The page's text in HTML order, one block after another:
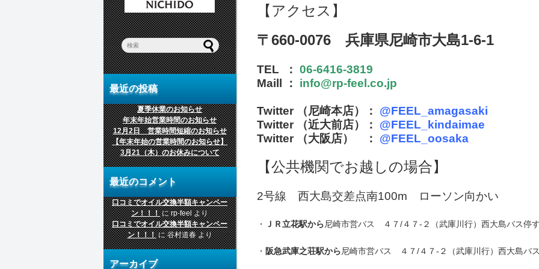
【アクセス】
〒660-0076 兵庫県尼崎市大島1-6-1
TEL ： 06-6416-3819
Maill ： info@rp-feel.co.jp
Twitter （尼崎本店）： @FEEL_amagasaki
Twitter （近大前店）： @FEEL_kindaimae
Twitter （大阪店） ：
@FEEL_oosaka
【公共機関でお越しの場合】
2号線 西大島交差点南100m ローソン向かい
・ ＪＲ立花駅から尼崎市営バス ４７/４７-２（武庫川行）西大島バス停
・ 阪急武庫之荘駅から尼崎市営バス ４７/４７-２（武庫川行）西大島バ
最近の投稿
夏季休業のお知らせ
年末年始営業時間のお知らせ
12月2日 営業時間短縮のお知らせ
【年末年始の営業時間のお知らせ】
3月21（木）のお休みについて
最近のコメント
口コミでオイル交換半額キャンペー
ン！！！にrp-feelより
口コミでオイル交換半額キャンペー
ン！！！に谷村道春より
アーカイブ